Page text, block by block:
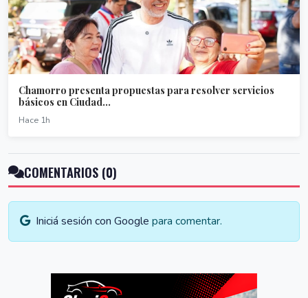
Chamorro presenta propuestas para resolver servicios
básicos en Ciudad...
Hace 1h
COMENTARIOS (0)
Iniciá sesión con Google para comentar.